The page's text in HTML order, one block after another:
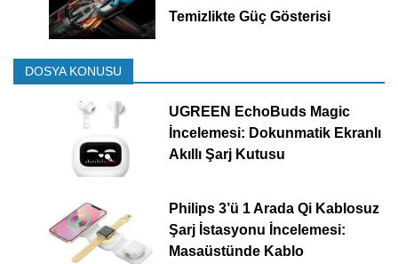
Temizlikte Güç Gösterisi
DOSYA KONUSU
UGREEN EchoBuds Magic
İncelemesi: Dokunmatik Ekranlı
Akıllı Şarj Kutusu
Philips 3’ü 1 Arada Qi Kablosuz
Şarj İstasyonu İncelemesi:
Masaüstünde Kablo